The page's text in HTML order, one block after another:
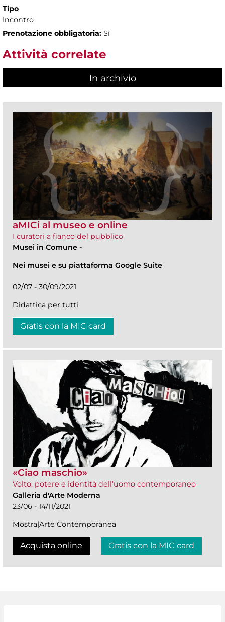
Tipo
Incontro
Prenotazione obbligatoria: Sì
Attività correlate
In archivio
aMICi al museo e online
I curatori a fianco del pubblico
Musei in Comune -
Nei musei e su piattaforma Google Suite
02/07 - 30/09/2021
Didattica per tutti
Gratis con la MIC card
«Ciao maschio»
Volto, potere e identità dell'uomo contemporaneo
Galleria d'Arte Moderna
23/06 - 14/11/2021
Mostra|Arte Contemporanea
Acquista online Gratis con la MIC card